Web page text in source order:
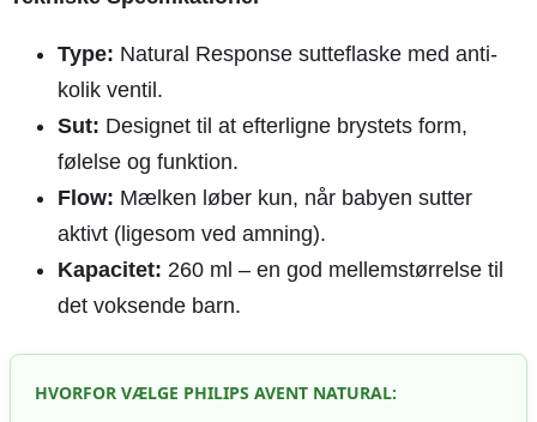
Type: Natural Response sutteflaske med anti-
kolik ventil.
Sut: Designet til at efterligne brystets form,
følelse og funktion.
Flow: Mælken løber kun, når babyen sutter
aktivt (ligesom ved amning).
Kapacitet: 260 ml – en god mellemstørrelse til
det voksende barn.
HVORFOR VÆLGE PHILIPS AVENT NATURAL: